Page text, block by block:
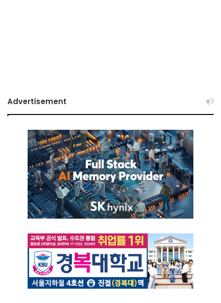
Advertisement